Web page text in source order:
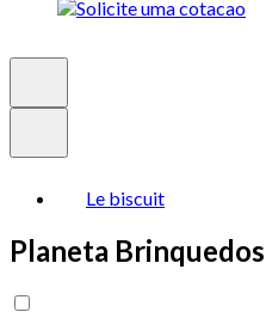
Le biscuit
Planeta Brinquedos